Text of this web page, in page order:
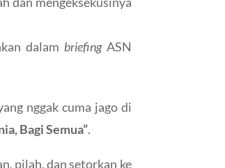
dalam briefingASN
nggak cuma jago di
Bagi Semua”.
pilah, dan setorkan ke